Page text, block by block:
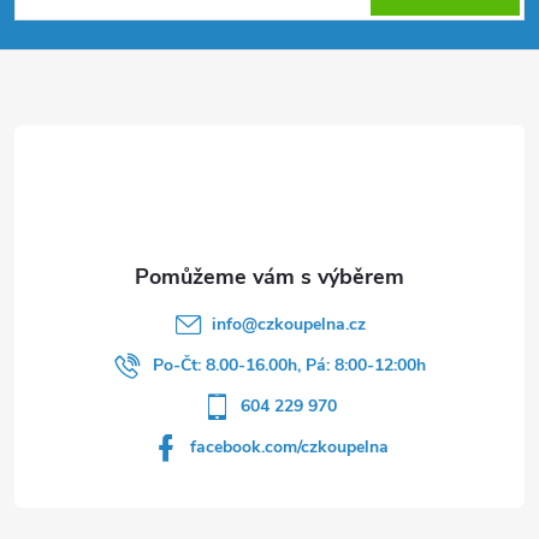
p
info@czkoupelna.cz
Po-Čt: 8.00-16.00h, Pá: 8:00-12:00h
604 229 970
facebook.com/czkoupelna